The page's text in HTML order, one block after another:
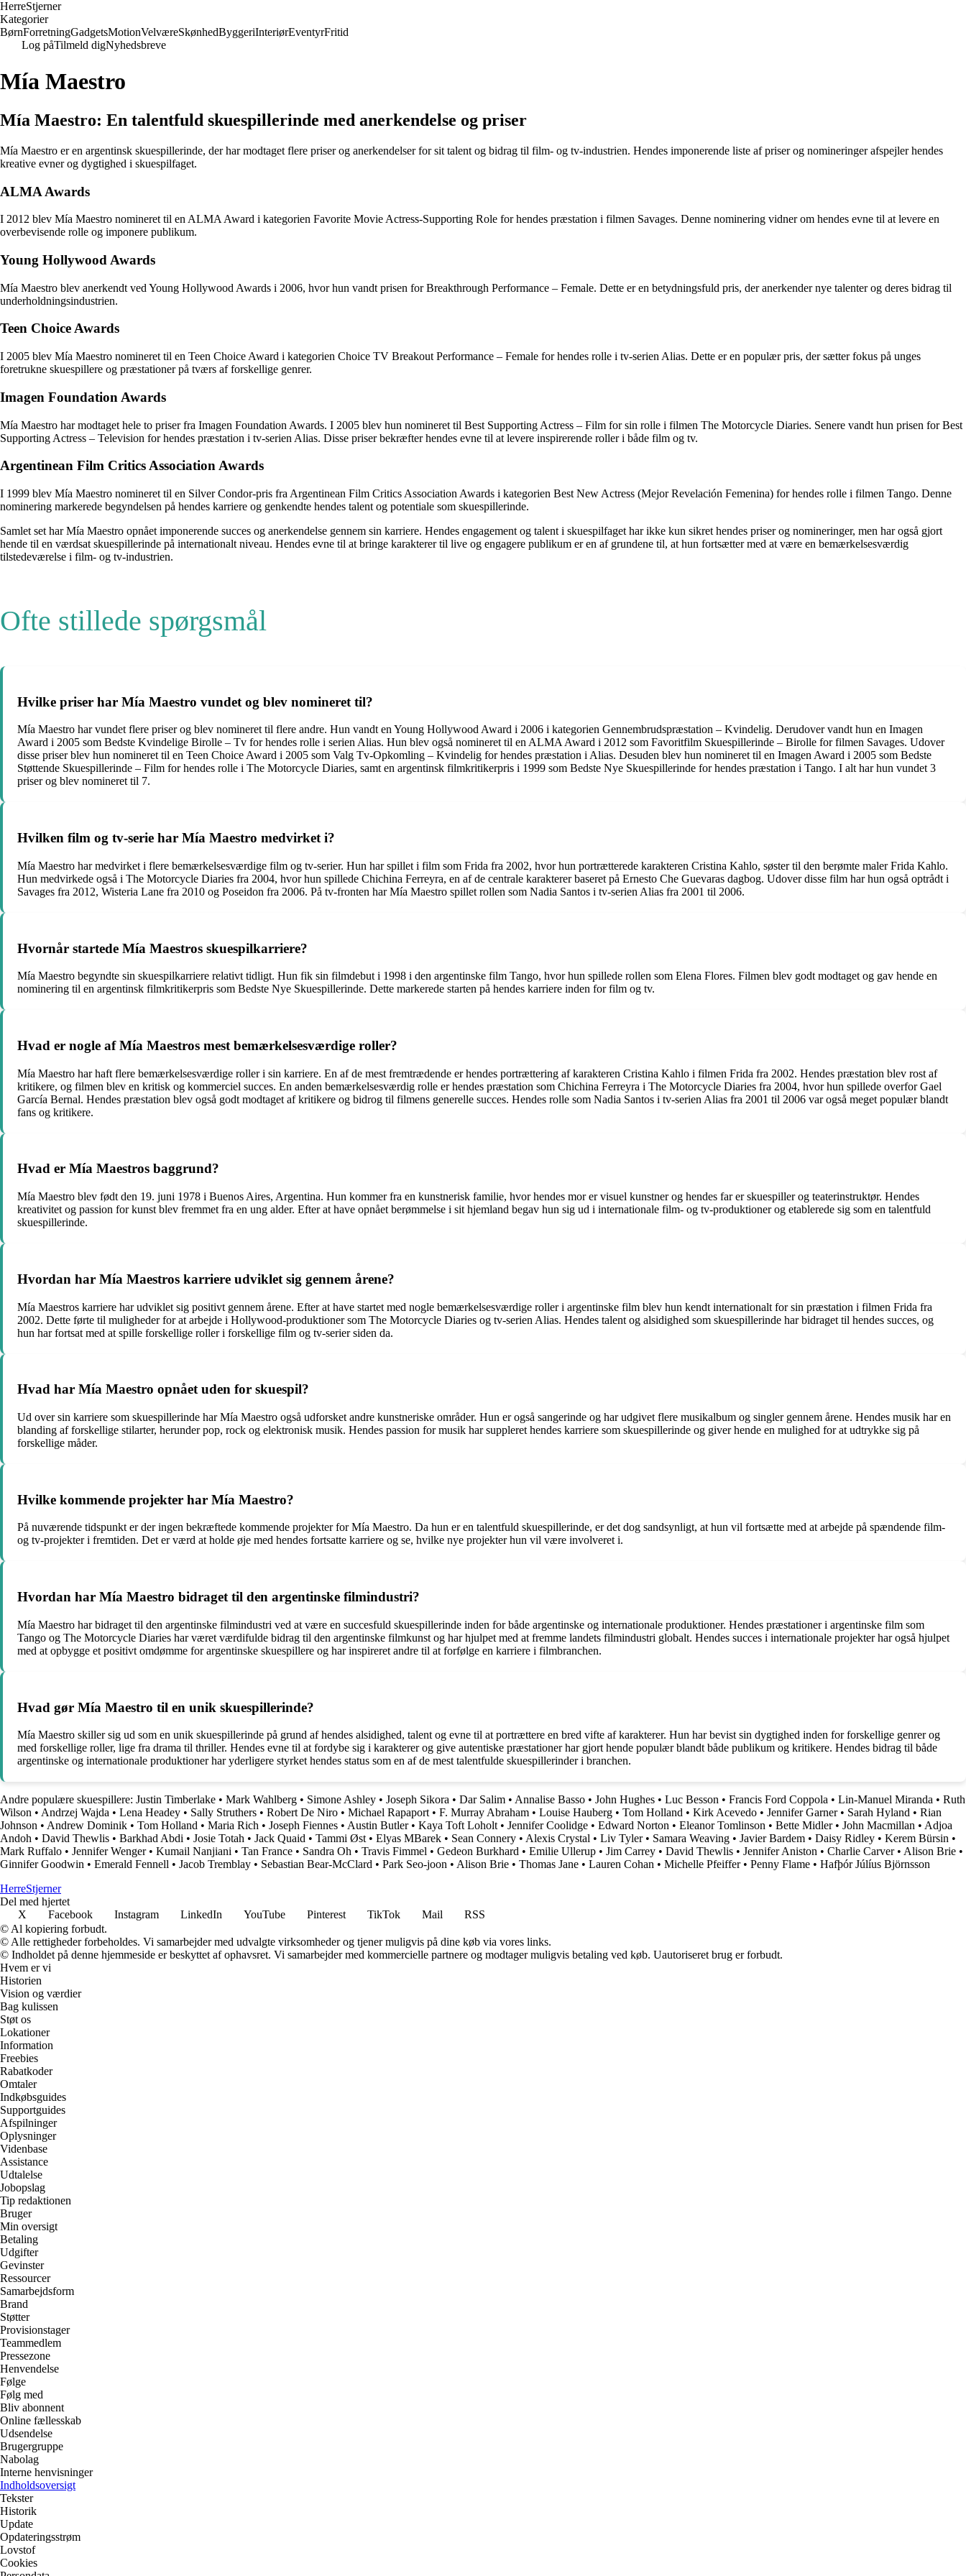
HerreStjerner
Kategorier
BørnForretningGadgetsMotionVelværeSkønhedByggeriInteriørEventyrFritid
Log påTilmeld digNyhedsbreve
Mía Maestro
Mía Maestro: En talentfuld skuespillerinde med anerkendelse og priser
Mía Maestro er en argentinsk skuespillerinde, der har modtaget flere priser og anerkendelser for sit talent og bidrag til film- og tv-industrien. Hendes imponerende liste af priser og nomineringer afspejler hendes
kreative evner og dygtighed i skuespilfaget.
ALMA Awards
I 2012 blev Mía Maestro nomineret til en ALMA Award i kategorien Favorite Movie Actress-Supporting Role for hendes præstation i filmen Savages. Denne nominering vidner om hendes evne til at levere en
overbevisende rolle og imponere publikum.
Young Hollywood Awards
Mía Maestro blev anerkendt ved Young Hollywood Awards i 2006, hvor hun vandt prisen for Breakthrough Performance – Female. Dette er en betydningsfuld pris, der anerkender nye talenter og deres bidrag til
underholdningsindustrien.
Teen Choice Awards
I 2005 blev Mía Maestro nomineret til en Teen Choice Award i kategorien Choice TV Breakout Performance – Female for hendes rolle i tv-serien Alias. Dette er en populær pris, der sætter fokus på unges
foretrukne skuespillere og præstationer på tværs af forskellige genrer.
Imagen Foundation Awards
Mía Maestro har modtaget hele to priser fra Imagen Foundation Awards. I 2005 blev hun nomineret til Best Supporting Actress – Film for sin rolle i filmen The Motorcycle Diaries. Senere vandt hun prisen for Best
Supporting Actress – Television for hendes præstation i tv-serien Alias. Disse priser bekræfter hendes evne til at levere inspirerende roller i både film og tv.
Argentinean Film Critics Association Awards
I 1999 blev Mía Maestro nomineret til en Silver Condor-pris fra Argentinean Film Critics Association Awards i kategorien Best New Actress (Mejor Revelación Femenina) for hendes rolle i filmen Tango. Denne
nominering markerede begyndelsen på hendes karriere og genkendte hendes talent og potentiale som skuespillerinde.
Samlet set har Mía Maestro opnået imponerende succes og anerkendelse gennem sin karriere. Hendes engagement og talent i skuespilfaget har ikke kun sikret hendes priser og nomineringer, men har også gjort
hende til en værdsat skuespillerinde på internationalt niveau. Hendes evne til at bringe karakterer til live og engagere publikum er en af grundene til, at hun fortsætter med at være en bemærkelsesværdig
tilstedeværelse i film- og tv-industrien.
Ofte stillede spørgsmål
Hvilke priser har Mía Maestro vundet og blev nomineret til?
Mía Maestro har vundet flere priser og blev nomineret til flere andre. Hun vandt en Young Hollywood Award i 2006 i kategorien Gennembrudspræstation – Kvindelig. Derudover vandt hun en Imagen
Award i 2005 som Bedste Kvindelige Birolle – Tv for hendes rolle i serien Alias. Hun blev også nomineret til en ALMA Award i 2012 som Favoritfilm Skuespillerinde – Birolle for filmen Savages. Udover
disse priser blev hun nomineret til en Teen Choice Award i 2005 som Valg Tv-Opkomling – Kvindelig for hendes præstation i Alias. Desuden blev hun nomineret til en Imagen Award i 2005 som Bedste
Støttende Skuespillerinde – Film for hendes rolle i The Motorcycle Diaries, samt en argentinsk filmkritikerpris i 1999 som Bedste Nye Skuespillerinde for hendes præstation i Tango. I alt har hun vundet 3
priser og blev nomineret til 7.
Hvilken film og tv-serie har Mía Maestro medvirket i?
Mía Maestro har medvirket i flere bemærkelsesværdige film og tv-serier. Hun har spillet i film som Frida fra 2002, hvor hun portrætterede karakteren Cristina Kahlo, søster til den berømte maler Frida Kahlo.
Hun medvirkede også i The Motorcycle Diaries fra 2004, hvor hun spillede Chichina Ferreyra, en af de centrale karakterer baseret på Ernesto Che Guevaras dagbog. Udover disse film har hun også optrådt i
Savages fra 2012, Wisteria Lane fra 2010 og Poseidon fra 2006. På tv-fronten har Mía Maestro spillet rollen som Nadia Santos i tv-serien Alias fra 2001 til 2006.
Hvornår startede Mía Maestros skuespilkarriere?
Mía Maestro begyndte sin skuespilkarriere relativt tidligt. Hun fik sin filmdebut i 1998 i den argentinske film Tango, hvor hun spillede rollen som Elena Flores. Filmen blev godt modtaget og gav hende en
nominering til en argentinsk filmkritikerpris som Bedste Nye Skuespillerinde. Dette markerede starten på hendes karriere inden for film og tv.
Hvad er nogle af Mía Maestros mest bemærkelsesværdige roller?
Mía Maestro har haft flere bemærkelsesværdige roller i sin karriere. En af de mest fremtrædende er hendes portrættering af karakteren Cristina Kahlo i filmen Frida fra 2002. Hendes præstation blev rost af
kritikere, og filmen blev en kritisk og kommerciel succes. En anden bemærkelsesværdig rolle er hendes præstation som Chichina Ferreyra i The Motorcycle Diaries fra 2004, hvor hun spillede overfor Gael
García Bernal. Hendes præstation blev også godt modtaget af kritikere og bidrog til filmens generelle succes. Hendes rolle som Nadia Santos i tv-serien Alias fra 2001 til 2006 var også meget populær blandt
fans og kritikere.
Hvad er Mía Maestros baggrund?
Mía Maestro blev født den 19. juni 1978 i Buenos Aires, Argentina. Hun kommer fra en kunstnerisk familie, hvor hendes mor er visuel kunstner og hendes far er skuespiller og teaterinstruktør. Hendes
kreativitet og passion for kunst blev fremmet fra en ung alder. Efter at have opnået berømmelse i sit hjemland begav hun sig ud i internationale film- og tv-produktioner og etablerede sig som en talentfuld
skuespillerinde.
Hvordan har Mía Maestros karriere udviklet sig gennem årene?
Mía Maestros karriere har udviklet sig positivt gennem årene. Efter at have startet med nogle bemærkelsesværdige roller i argentinske film blev hun kendt internationalt for sin præstation i filmen Frida fra
2002. Dette førte til muligheder for at arbejde i Hollywood-produktioner som The Motorcycle Diaries og tv-serien Alias. Hendes talent og alsidighed som skuespillerinde har bidraget til hendes succes, og
hun har fortsat med at spille forskellige roller i forskellige film og tv-serier siden da.
Hvad har Mía Maestro opnået uden for skuespil?
Ud over sin karriere som skuespillerinde har Mía Maestro også udforsket andre kunstneriske områder. Hun er også sangerinde og har udgivet flere musikalbum og singler gennem årene. Hendes musik har en
blanding af forskellige stilarter, herunder pop, rock og elektronisk musik. Hendes passion for musik har suppleret hendes karriere som skuespillerinde og giver hende en mulighed for at udtrykke sig på
forskellige måder.
Hvilke kommende projekter har Mía Maestro?
På nuværende tidspunkt er der ingen bekræftede kommende projekter for Mía Maestro. Da hun er en talentfuld skuespillerinde, er det dog sandsynligt, at hun vil fortsætte med at arbejde på spændende film-
og tv-projekter i fremtiden. Det er værd at holde øje med hendes fortsatte karriere og se, hvilke nye projekter hun vil være involveret i.
Hvordan har Mía Maestro bidraget til den argentinske filmindustri?
Mía Maestro har bidraget til den argentinske filmindustri ved at være en succesfuld skuespillerinde inden for både argentinske og internationale produktioner. Hendes præstationer i argentinske film som
Tango og The Motorcycle Diaries har været værdifulde bidrag til den argentinske filmkunst og har hjulpet med at fremme landets filmindustri globalt. Hendes succes i internationale projekter har også hjulpet
med at opbygge et positivt omdømme for argentinske skuespillere og har inspireret andre til at forfølge en karriere i filmbranchen.
Hvad gør Mía Maestro til en unik skuespillerinde?
Mía Maestro skiller sig ud som en unik skuespillerinde på grund af hendes alsidighed, talent og evne til at portrættere en bred vifte af karakterer. Hun har bevist sin dygtighed inden for forskellige genrer og
med forskellige roller, lige fra drama til thriller. Hendes evne til at fordybe sig i karakterer og give autentiske præstationer har gjort hende populær blandt både publikum og kritikere. Hendes bidrag til både
argentinske og internationale produktioner har yderligere styrket hendes status som en af de mest talentfulde skuespillerinder i branchen.
Andre populære skuespillere: Justin Timberlake • Mark Wahlberg • Simone Ashley • Joseph Sikora • Dar Salim • Annalise Basso • John Hughes • Luc Besson • Francis Ford Coppola • Lin-Manuel Miranda • Ruth
Wilson • Andrzej Wajda • Lena Headey • Sally Struthers • Robert De Niro • Michael Rapaport • F. Murray Abraham • Louise Hauberg • Tom Holland • Kirk Acevedo • Jennifer Garner• Sarah Hyland • Rian
Johnson • Andrew Dominik • Tom Holland • Maria Rich • Joseph Fiennes • Austin Butler• Kaya Toft Loholt • Jennifer Coolidge • Edward Norton • Eleanor Tomlinson • Bette Midler• John Macmillan • Adjoa
Andoh • David Thewlis • Barkhad Abdi • Josie Totah • Jack Quaid • Tammi Øst • Elyas MBarek • Sean Connery • Alexis Crystal • Liv Tyler• Samara Weaving • Javier Bardem • Daisy Ridley • Kerem Bürsin •
Mark Ruffalo • Jennifer Wenger• Kumail Nanjiani • Tan France • Sandra Oh • Travis Fimmel • Gedeon Burkhard • Emilie Ullerup • Jim Carrey • David Thewlis • Jennifer Aniston • Charlie Carver• Alison Brie •
Ginnifer Goodwin • Emerald Fennell • Jacob Tremblay • Sebastian Bear-McClard • Park Seo-joon • Alison Brie • Thomas Jane • Lauren Cohan • Michelle Pfeiffer• Penny Flame • Hafþór Júlíus Björnsson
HerreStjerner
Del med hjertet
X
Facebook Instagram LinkedIn YouTube Pinterest TikTok Mail
RSS
© Al kopiering forbudt.
© Alle rettigheder forbeholdes. Vi samarbejder med udvalgte virksomheder og tjener muligvis på dine køb via vores links.
© Indholdet på denne hjemmeside er beskyttet af ophavsret. Vi samarbejder med kommercielle partnere og modtager muligvis betaling ved køb. Uautoriseret brug er forbudt.
Hvem er vi
Historien
Vision og værdier
Bag kulissen
Støt os
Lokationer
Information
Freebies
Rabatkoder
Omtaler
Indkøbsguides
Supportguides
Afspilninger
Oplysninger
Videnbase
Assistance
Udtalelse
Jobopslag
Tip redaktionen
Bruger
Min oversigt
Betaling
Udgifter
Gevinster
Ressourcer
Samarbejdsform
Brand
Støtter
Provisionstager
Teammedlem
Pressezone
Henvendelse
Følge
Følg med
Bliv abonnent
Online fællesskab
Udsendelse
Brugergruppe
Nabolag
Interne henvisninger
Indholdsoversigt
Tekster
Historik
Update
Opdateringsstrøm
Lovstof
Cookies